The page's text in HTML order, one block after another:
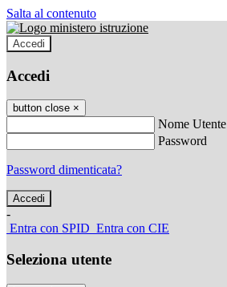
Salta al contenuto
Accedi
Accedi
button close ×
Nome Utente
Password
Password dimenticata?
-
Entra con SPID Entra con CIE
Seleziona utente